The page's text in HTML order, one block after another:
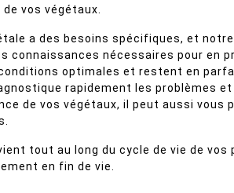
vos végétaux.
a des besoins spécifiques, et
connaissances nécessaires pour en
optimales et restent en
rapidement les problèmes
de vos végétaux, il peut aussi vous
tout au long du cycle de vie de vos
en fin de vie.